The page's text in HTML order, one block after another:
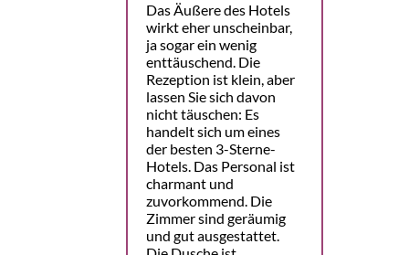
Das Äußere des Hotels
wirkt eher unscheinbar,
ja sogar ein wenig
enttäuschend. Die
Rezeption ist klein, aber
lassen Sie sich davon
nicht täuschen: Es
handelt sich um eines
der besten 3-Sterne-
Hotels. Das Personal ist
charmant und
zuvorkommend. Die
Zimmer sind geräumig
und gut ausgestattet.